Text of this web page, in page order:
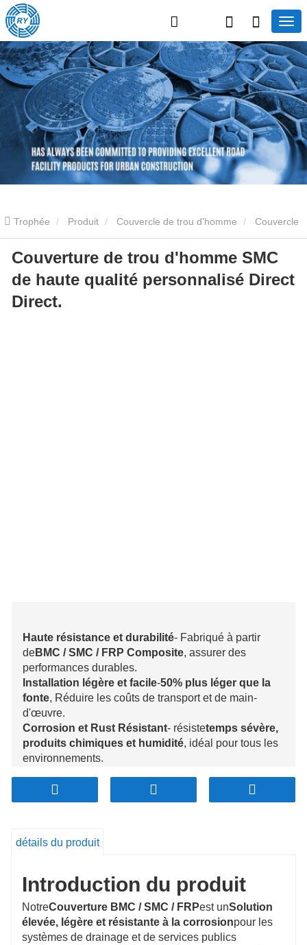
Trophée Produit Couvercle de trou d'homme Couvercle
de trou d'homme en fibre de verre Couverture de trou d'homme
SMC de haute qualité personnalisé Direct Direct.
Couverture de trou d'homme SMC
de haute qualité personnalisé Direct
Direct.
Haute résistance et durabilité- Fabriqué à partir
deBMC / SMC / FRP Composite, assurer des
performances durables.
Installation légère et facile-50% plus léger que la
fonte, Réduire les coûts de transport et de main-
d'œuvre.
Corrosion et Rust Résistant- résistetemps sévère,
produits chimiques et humidité, idéal pour tous les
environnements.
ferraille
, empêcher le vol; Les matériaux non
métalliques garantissent la sécurité.
logopour les besoins de marque.
détails du produit
Introduction du produit
NotreCouverture BMC / SMC / FRPest unSolution
élevée, légère et résistante à la corrosionpour les
systèmes de drainage et de services publics